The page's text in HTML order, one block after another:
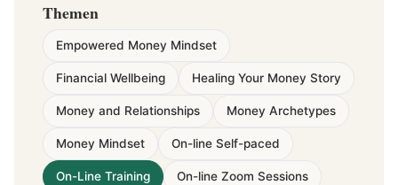
Themen
Empowered Money Mindset
Financial Wellbeing Healing Your Money Story
Money and Relationships Money Archetypes
Money Mindset On-line Self-paced
On-Line Training On-line Zoom Sessions